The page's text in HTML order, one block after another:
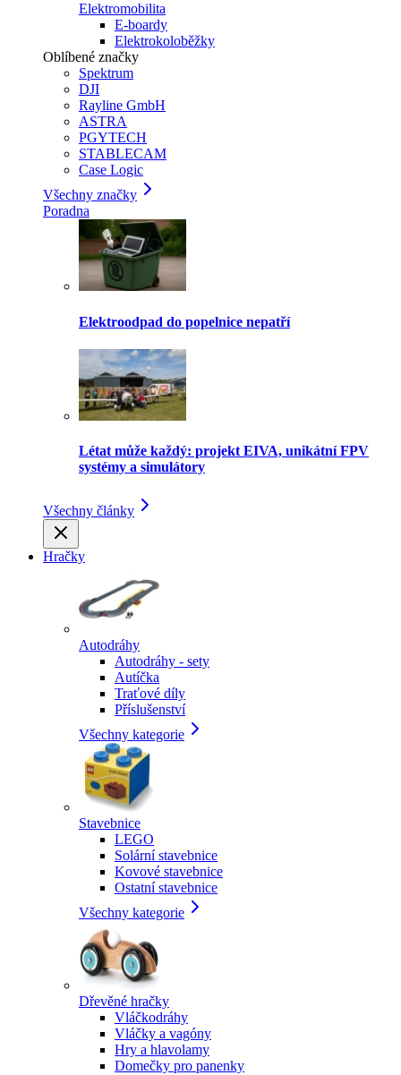
Elektromobilita
E-boardy
Elektrokoloběžky
Oblíbené značky
Spektrum
DJI
Rayline GmbH
ASTRA
PGYTECH
STABLECAM
Case Logic
Všechny značky
Poradna
Elektroodpad do popelnice nepatří
Létat může každý: projekt EIVA, unikátní FPV
systémy a simulátory
Všechny články
Hračky
Autodráhy
Autodráhy - sety
Autíčka
Traťové díly
Příslušenství
Všechny kategorie
Stavebnice
LEGO
Solární stavebnice
Kovové stavebnice
Ostatní stavebnice
Všechny kategorie
Dřevěné hračky
Vláčkodráhy
Vláčky a vagóny
Hry a hlavolamy
Domečky pro panenky